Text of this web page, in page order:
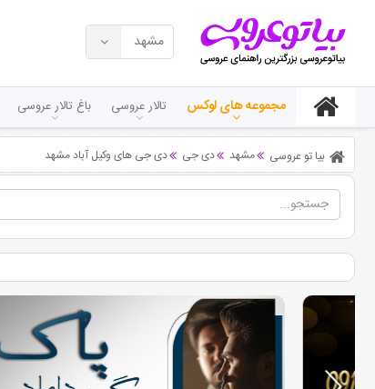
مشهد
مجموعه های لوکس تالار عروسی باغ تالار عروسی
بیا تو عروسی مشهد دی جی دی جی های وکیل آباد مشهد